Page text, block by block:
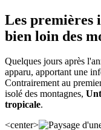
Les premières
bien loin des
Quelques jours après
apparu, apportant une
Contrairement au
isolé des montagnes,
tropicale.
<center>